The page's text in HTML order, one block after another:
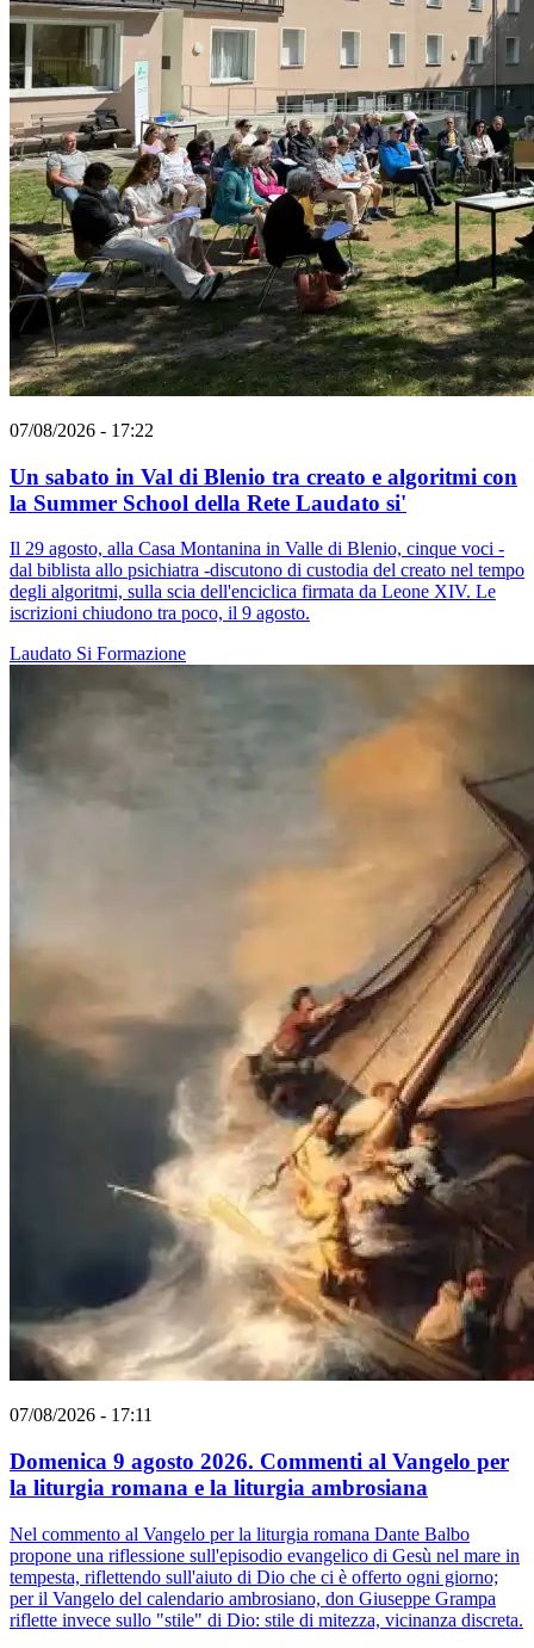
07/08/2026 - 17:22
Un sabato in Val di Blenio tra creato e algoritmi con
la Summer School della Rete Laudato si'
Il 29 agosto, alla Casa Montanina in Valle di Blenio, cinque voci -
dal biblista allo psichiatra -discutono di custodia del creato nel tempo
degli algoritmi, sulla scia dell'enciclica firmata da Leone XIV. Le
iscrizioni chiudono tra poco, il 9 agosto.
Laudato Si Formazione
07/08/2026 - 17:11
Domenica 9 agosto 2026. Commenti al Vangelo per
la liturgia romana e la liturgia ambrosiana
Nel commento al Vangelo per la liturgia romana Dante Balbo
propone una riflessione sull'episodio evangelico di Gesù nel mare in
tempesta, riflettendo sull'aiuto di Dio che ci è offerto ogni giorno;
per il Vangelo del calendario ambrosiano, don Giuseppe Grampa
riflette invece sullo "stile" di Dio: stile di mitezza, vicinanza discreta.